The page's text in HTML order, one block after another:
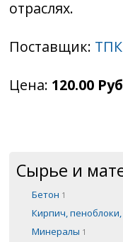
отраслях.
Поставщик:
Цена: 120.00
Сырье и
Бетон 1
Кирпич,
Минералы 1